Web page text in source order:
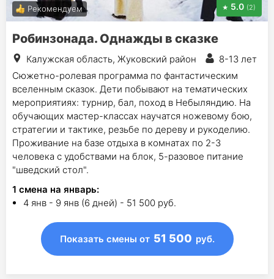
Рекомендуем 5.0 (2)
Робинзонада. Однажды в сказке
Калужская область, Жуковский район
8-13 лет
Сюжетно-ролевая программа по фантастическим
вселенным сказок. Дети побывают на тематических
мероприятиях: турнир, бал, поход в Небыляндию. На
обучающих мастер-классах научатся ножевому бою,
стратегии и тактике, резьбе по дереву и рукоделию.
Проживание на базе отдыха в комнатах по 2-3
человека с удобствами на блок, 5-разовое питание
"шведский стол".
1 смена на январь:
4 янв - 9 янв (6 дней) - 51 500 руб.
Показать смены от 51 500 руб.